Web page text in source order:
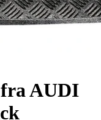
AUDI